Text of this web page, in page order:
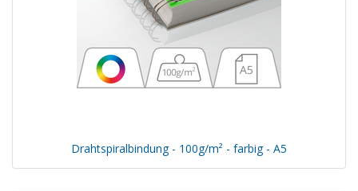
Drahtspiralbindung - 100g/m² - farbig - A5